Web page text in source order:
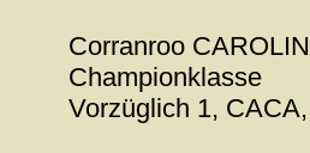
Corranroo
Championklasse
Vorzüglich 1,